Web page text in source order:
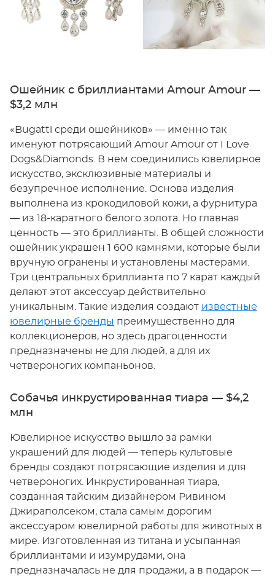
Ошейник с бриллиантами Amour Amour —
$3,2 млн
«Bugatti среди ошейников» — именно так
именуют потрясающий Amour Amour от I Love
Dogs&Diamonds. В нем соединились ювелирное
искусство, эксклюзивные материалы и
безупречное исполнение. Основа изделия
выполнена из крокодиловой кожи, а фурнитура
— из 18-каратного белого золота. Но главная
ценность — это бриллианты. В общей сложности
ошейник украшен 1 600 камнями, которые были
вручную огранены и установлены мастерами.
Три центральных бриллианта по 7 карат каждый
делают этот аксессуар действительно
уникальным. Такие изделия создают известные
ювелирные бренды преимущественно для
коллекционеров, но здесь драгоценности
предназначены не для людей, а для их
четвероногих компаньонов.
Собачья инкрустированная тиара — $4,2
млн
Ювелирное искусство вышло за рамки
украшений для людей — теперь культовые
бренды создают потрясающие изделия и для
четвероногих. Инкрустированная тиара,
созданная тайским дизайнером Ривином
Джираполсеком, стала самым дорогим
аксессуаром ювелирной работы для животных в
мире. Изготовленная из титана и усыпанная
бриллиантами и изумрудами, она
предназначалась не для продажи, а в подарок —